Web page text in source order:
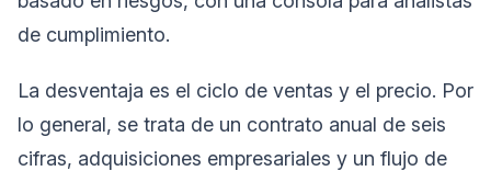
de cumplimiento.
La desventaja es el ciclo de ventas y el precio. Por
lo general, se trata de un contrato anual de seis
cifras, adquisiciones empresariales y un flujo de